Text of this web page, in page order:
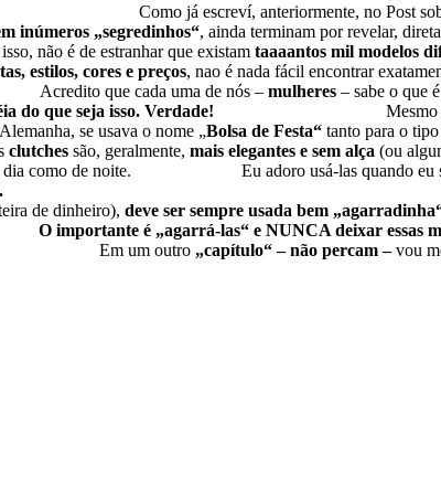
no Post sobre
inúmeros „segredinhos“, ainda terminam por revelar,
que existam taaaantos mil modelos
estilos, cores e preços, nao é nada fácil
Acredito que cada uma de nós – mulheres – sabe o que
do que seja isso. Verdade! Mesmo sabendo
se usava o nome „Bolsa de Festa“ tanto para o tipo
clutches são, geralmente, mais elegantes e sem alça (ou
de dia como de noite. Eu adoro usá-las quando eu
mini máquina
de dinheiro), deve ser sempre usada bem
O importante é „agarrá-las“ e NUNCA deixar essas
Em um outro „capítulo“ – não percam –vou